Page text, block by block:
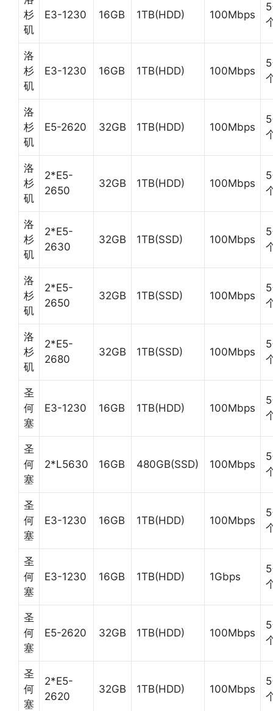
杉
矶
E3-1230 16GB 1TB(HDD) 100Mbps
洛
杉
矶
E3-1230 16GB 1TB(HDD) 100Mbps
洛
杉
矶
E5-2620 32GB 1TB(HDD) 100Mbps
洛
杉
矶
2*E5-
2650
32GB 1TB(HDD) 100Mbps
洛
杉
矶
2*E5-
2630
32GB 1TB(SSD) 100Mbps
洛
杉
矶
2*E5-
2650
32GB 1TB(SSD) 100Mbps
洛
杉
矶
2*E5-
2680
32GB 1TB(SSD) 100Mbps
圣
何
塞
E3-1230 16GB 1TB(HDD) 100Mbps
圣
何
塞
2*L5630 16GB 480GB(SSD) 100Mbps
圣
何
塞
E3-1230 16GB 1TB(HDD) 100Mbps
圣
何
塞
E3-1230 16GB 1TB(HDD) 1Gbps
圣
何
塞
E5-2620 32GB 1TB(HDD) 100Mbps
圣
何
塞
2*E5-
2620
32GB 1TB(HDD) 100Mbps